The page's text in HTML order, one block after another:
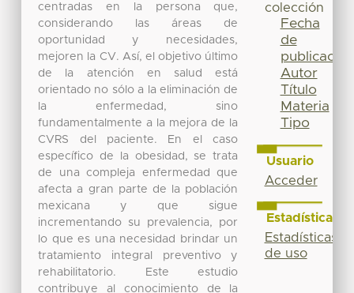
centradas en la persona que,
considerando las áreas de
oportunidad y necesidades,
mejoren la CV. Así, el objetivo último
de la atención en salud está
orientado no sólo a la eliminación de
la enfermedad, sino
fundamentalmente a la mejora de la
CVRS del paciente. En el caso
específico de la obesidad, se trata
de una compleja enfermedad que
afecta a gran parte de la población
mexicana y que sigue
incrementando su prevalencia, por
lo que es una necesidad brindar un
tratamiento integral preventivo y
rehabilitatorio. Este estudio
contribuye al conocimiento de la
colección
Fecha
de
publicación
Autor
Título
Materia
Tipo
Usuario
Acceder
Estadísticas
Estadísticas
de uso